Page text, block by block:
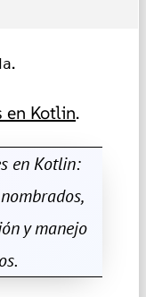
.
en Kotlin.
en Kotlin:
y manejo